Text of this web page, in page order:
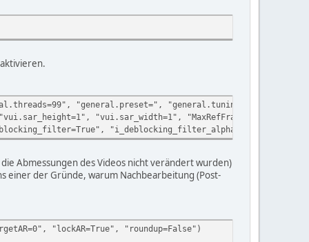
"general.preset=", "general.tuning=",
"vui.sar_width=1", "MaxRefFrames=3",
"i_deblocking_filter_alphac0=0",
Abmessungen des Videos nicht verändert wurden)
einer der Gründe, warum Nachbearbeitung (Post-
"lockAR=True", "roundup=False")